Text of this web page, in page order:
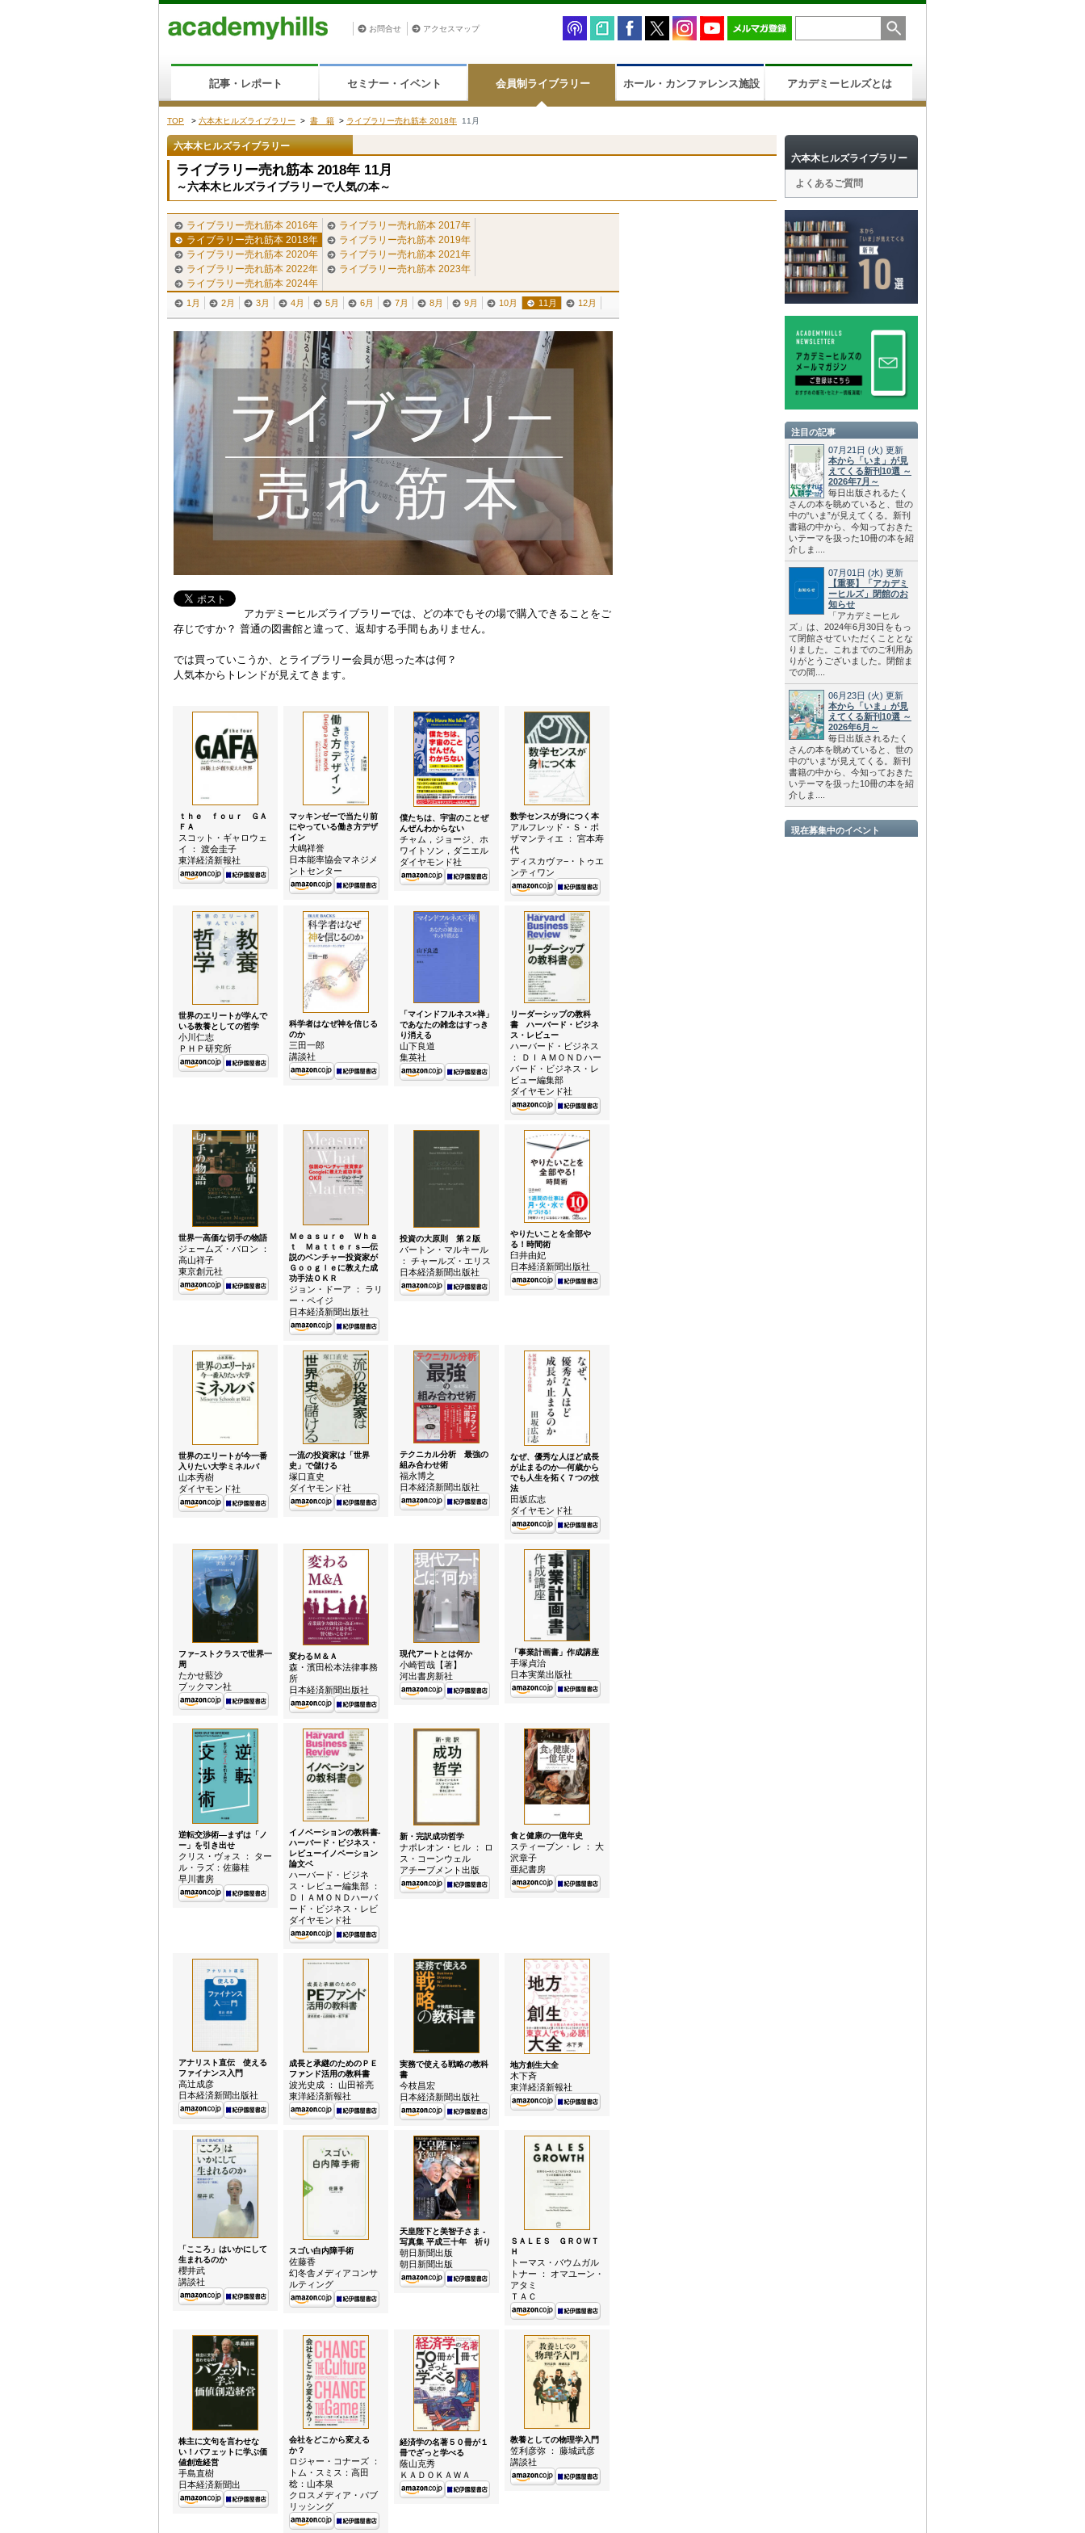
お問合せ アクセスマップ
記事・レポート セミナー・イベント 会員制ライブラリー ホール・カンファレンス施設 アカデミーヒルズとは
TOP > 六本木ヒルズライブラリー > 書 籍 > ライブラリー売れ筋本 2018年 11月
六本木ヒルズライブラリー
ライブラリー売れ筋本 2018年 11月
～六本木ヒルズライブラリーで人気の本～
ライブラリー売れ筋本 2016年
ライブラリー売れ筋本 2017年
ライブラリー売れ筋本 2018年
ライブラリー売れ筋本 2019年
ライブラリー売れ筋本 2020年
ライブラリー売れ筋本 2021年
ライブラリー売れ筋本 2022年
ライブラリー売れ筋本 2023年
ライブラリー売れ筋本 2024年
1月 2月 3月 4月 5月 6月 7月 8月 9月 10月 11月 12月
アカデミーヒルズライブラリーでは、どの本でもその場で購入できることをご
存じですか？ 普通の図書館と違って、返却する手間もありません。
では買っていこうか、とライブラリー会員が思った本は何？
人気本からトレンドが見えてきます。
ｔｈｅ ｆｏｕｒ ＧＡ
ＦＡ
スコット・ギャロウェ
イ ： 渡会圭子
東洋経済新報社
マッキンゼーで当たり前
にやっている働き方デザ
イン
大嶋祥誉
日本能率協会マネジメ
ントセンター
僕たちは、宇宙のことぜ
んぜんわからない
チャム，ジョージ、ホ
ワイトソン，ダニエル
ダイヤモンド社
数学センスが身につく本
アルフレッド・Ｓ・ポ
ザマンティエ ： 宮本寿
代
ディスカヴァ−・トゥエ
ンティワン
世界のエリートが学んで
いる教養としての哲学
小川仁志
ＰＨＰ研究所
科学者はなぜ神を信じる
のか
三田一郎
講談社
「マインドフルネス×禅」
であなたの雑念はすっき
り消える
山下良道
集英社
リーダーシップの教科
書 ハーバード・ビジネ
ス・レビュー
ハーバード・ビジネス
： ＤＩＡＭＯＮＤハー
バード・ビジネス・レ
ビュー編集部
ダイヤモンド社
世界一高価な切手の物語
ジェームズ・バロン ：
高山祥子
東京創元社
Ｍｅａｓｕｒｅ Ｗｈａ
ｔ Ｍａｔｔｅｒｓ—伝
説のベンチャー投資家が
Ｇｏｏｇｌｅに教えた成
功手法ＯＫＲ
ジョン・ドーア ： ラリ
ー・ペイジ
日本経済新聞出版社
投資の大原則 第２版
バートン・マルキール
： チャールズ・エリス
日本経済新聞出版社
やりたいことを全部や
る！時間術
臼井由妃
日本経済新聞出版社
世界のエリートが今一番
入りたい大学ミネルバ
山本秀樹
ダイヤモンド社
一流の投資家は「世界
史」で儲ける
塚口直史
ダイヤモンド社
テクニカル分析 最強の
組み合わせ術
福永博之
日本経済新聞出版社
なぜ、優秀な人ほど成長
が止まるのか—何歳から
でも人生を拓く７つの技
法
田坂広志
ダイヤモンド社
ファ−ストクラスで世界一
周
たかせ藍沙
ブックマン社
変わるＭ＆Ａ
森・濱田松本法律事務
所
日本経済新聞出版社
現代アートとは何か
小崎哲哉【著】
河出書房新社
「事業計画書」作成講座
手塚貞治
日本実業出版社
逆転交渉術—まずは「ノ
ー」を引き出せ
クリス・ヴォス ： ター
ル・ラズ：佐藤桂
早川書房
イノベーションの教科書-
ハーバード・ビジネス・
レビューイノベーション
論文ベ
ハーバード・ビジネ
ス・レビュー編集部 ：
ＤＩＡＭＯＮＤハーバ
ード・ビジネス・レビ
ダイヤモンド社
新・完訳成功哲学
ナポレオン・ヒル ： ロ
ス・コーンウェル
アチーブメント出版
食と健康の一億年史
スティーブン・レ ： 大
沢章子
亜紀書房
アナリスト直伝 使える
ファイナンス入門
高辻成彦
日本経済新聞出版社
成長と承継のためのＰＥ
ファンド活用の教科書
波光史成 ： 山田裕亮
東洋経済新報社
実務で使える戦略の教科
書
今枝昌宏
日本経済新聞出版社
地方創生大全
木下斉
東洋経済新報社
「こころ」はいかにして
生まれるのか
櫻井武
講談社
スゴい白内障手術
佐藤香
幻冬舎メディアコンサ
ルティング
天皇陛下と美智子さま -
写真集 平成三十年 祈り
朝日新聞出版
朝日新聞出版
ＳＡＬＥＳ ＧＲＯＷＴ
Ｈ
トーマス・バウムガル
トナー ： オマユーン・
アタミ
ＴＡＣ
株主に文句を言わせな
い！バフェットに学ぶ価
値創造経営
手島直樹
日本経済新聞出
会社をどこから変える
か？
ロジャー・コナーズ ：
トム・スミス：高田
稔：山本泉
クロスメディア・パブ
リッシング
経済学の名著５０冊が１
冊でざっと学べる
蔭山克秀
ＫＡＤＯＫＡＷＡ
教養としての物理学入門
笠利彦弥 ： 藤城武彦
講談社
六本木ヒルズライブラリー
よくあるご質問
注目の記事
07月21日 (火) 更新
本から「いま」が見
えてくる新刊10選 ～
2026年7月～
毎日出版されるたく
さんの本を眺めていると、世の
中の“いま”が見えてくる。新刊
書籍の中から、今知っておきた
いテーマを扱った10冊の本を紹
介しま....
07月01日 (水) 更新
【重要】「アカデミ
ーヒルズ」閉館のお
知らせ
「アカデミーヒル
ズ」は、2024年6月30日をもっ
て閉館させていただくこととな
りました。これまでのご利用あ
りがとうございました。閉館ま
での間....
06月23日 (火) 更新
本から「いま」が見
えてくる新刊10選 ～
2026年6月～
毎日出版されるたく
さんの本を眺めていると、世の
中の“いま”が見えてくる。新刊
書籍の中から、今知っておきた
いテーマを扱った10冊の本を紹
介しま....
現在募集中のイベント